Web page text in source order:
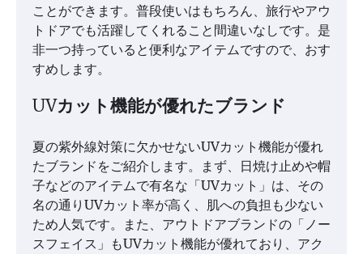
ことができます。普段使いはもちろん、旅行やアウ
トドアでも活躍してくれること間違いなしです。是
非一つ持っていると便利なアイテムですので、おす
すめします。
UVカット機能が優れたブランド
夏の紫外線対策に欠かせないUVカット機能が優れ
たブランドをご紹介します。まず、日焼け止めや帽
子などのアイテムで有名な「UVカット」は、その
名の通りUVカット率が高く、肌への負担も少ない
ため人気です。また、アウトドアブランドの「ノー
スフェイス」もUVカット機能が優れており、アク